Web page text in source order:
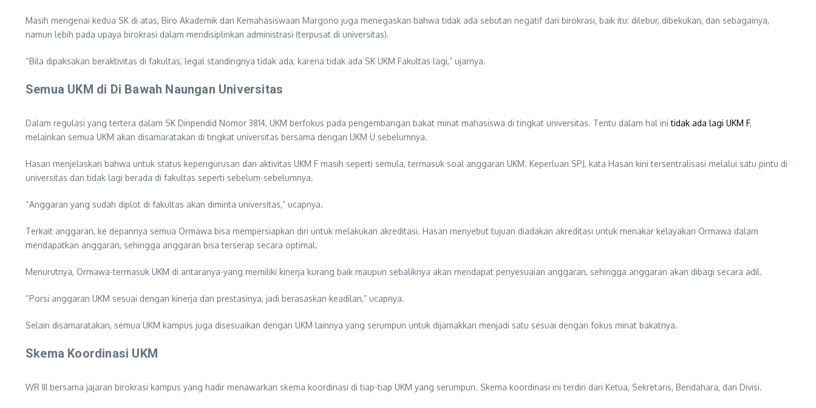
Masih mengenai kedua SK di atas, Biro Akademik dan Kemahasiswaan Margono juga menegaskan bahwa tidak ada sebutan negatif dari birokrasi, baik itu: dilebur, dibekukan, dan sebagainya,
namun lebih pada upaya birokrasi dalam mendisiplinkan administrasi (terpusat di universitas).
“Bila dipaksakan beraktivitas di fakultas, legal standingnya tidak ada, karena tidak ada SK UKM Fakultas lagi,” ujarnya.
Semua UKM di Di Bawah Naungan Universitas
Dalam regulasi yang tertera dalam SK Dinpendid Nomor 3814, UKM berfokus pada pengembangan bakat minat mahasiswa di tingkat universitas. Tentu dalam hal initidak ada lagi UKM F,
melainkan semua UKM akan disamaratakan di tingkat universitas bersama dengan UKM U sebelumnya.
Hasan menjelaskan bahwa untuk status kepengurusan dan aktivitas UKM F masih seperti semula, termasuk soal anggaran UKM. Keperluan SPJ, kata Hasan kini tersentralisasi melalui satu pintu di
universitas dan tidak lagi berada di fakultas seperti sebelum-sebelumnya.
“Anggaran yang sudah diplot di fakultas akan diminta universitas,” ucapnya.
Terkait anggaran, ke depannya semua Ormawa bisa mempersiapkan diri untuk melakukan akreditasi. Hasan menyebut tujuan diadakan akreditasi untuk menakar kelayakan Ormawa dalam
mendapatkan anggaran, sehingga anggaran bisa terserap secara optimal.
Menurutnya, Ormawa-termasuk UKM di antaranya-yang memiliki kinerja kurang baik maupun sebaliknya akan mendapat penyesuaian anggaran, sehingga anggaran akan dibagi secara adil.
“Porsi anggaran UKM sesuai dengan kinerja dan prestasinya, jadi berasaskan keadilan,” ucapnya.
Selain disamaratakan, semua UKM kampus juga disesuaikan dengan UKM lainnya yang serumpun untuk dijamakkan menjadi satu sesuai dengan fokus minat bakatnya.
Skema Koordinasi UKM
WR III bersama jajaran birokrasi kampus yang hadir menawarkan skema koordinasi di tiap-tiap UKM yang serumpun. Skema koordinasi ini terdiri dari Ketua, Sekretaris, Bendahara, dan Divisi.